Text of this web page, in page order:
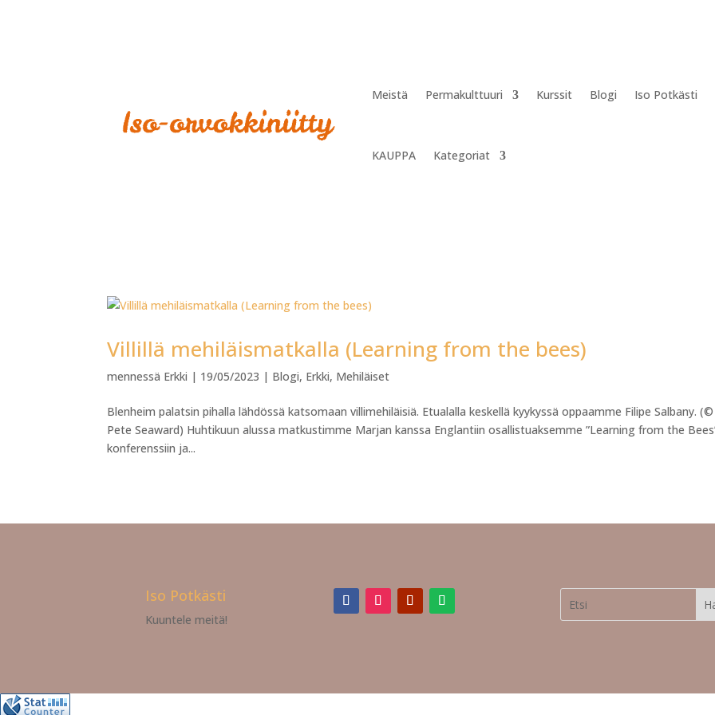
Meistä Permakulttuuri Kurssit Blogi Iso Potkästi
KAUPPA Kategoriat
Villillä mehiläismatkalla (Learning from the bees)
mennessä Erkki | 19/05/2023 | Blogi, Erkki, Mehiläiset
Blenheim palatsin pihalla lähdössä katsomaan villimehiläisiä. Etualalla keskellä kyykyssä oppaamme Filipe Salbany. (©
Pete Seaward) Huhtikuun alussa matkustimme Marjan kanssa Englantiin osallistuaksemme ”Learning from the
konferenssiin ja...
Iso Potkästi
Kuuntele meitä!